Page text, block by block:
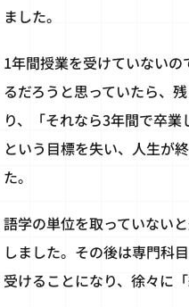
ました。
1年間授業を受けていない
るだろうと思っていたら、
り、「それなら3年間で卒
という目標を失い、人生が
た。
語学の単位を取っていない
しました。その後は専門科
受けることになり、徐々に